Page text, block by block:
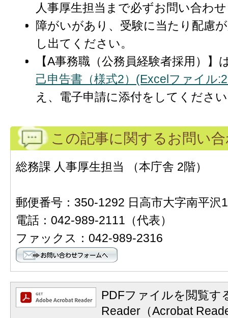
人事厚生担当まで必ずお問い合わ
障がいがあり、受験に当たり配慮
し出てください。
【A事務職（公務員経験者採用）】
己申告書（様式2）(Excelファイル
え、電子申請に添付をしてくださ
この記事に関するお問い
総務課 人事厚生担当 （本庁舎 2階）
郵便番号：350-1292 日高市大字南平沢
電話：042-989-2111（代表）
ファックス：042-989-2316
PDFファイルを閲覧す
Reader（Acrobat